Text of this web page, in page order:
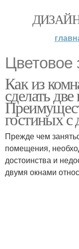
Цветовое
Как из
сделать
гостиных с
Прежде чем
помещения,
достоинства и
двумя окнами